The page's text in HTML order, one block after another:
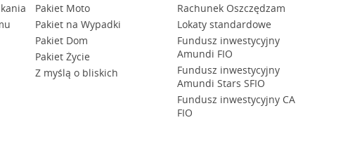
uzupełnianiai usuń wrażliwe dane
Pakiet Moto
Pakiet na Wypadki
Pakiet Dom
Pakiet Życie
Z myślą o bliskich
Rachunek Oszczędzam
Lokaty standardowe
Fundusz inwestycyjny
Amundi FIO
Fundusz inwestycyjny
Amundi Stars SFIO
Fundusz inwestycyjny CA
FIO